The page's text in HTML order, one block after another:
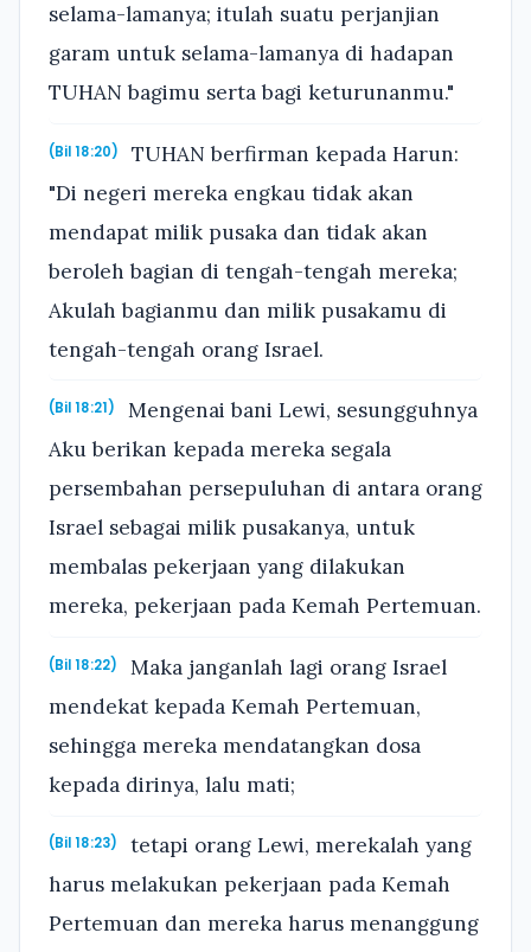
selama-lamanya; itulah suatu perjanjian
garam untuk selama-lamanya di hadapan
TUHAN bagimu serta bagi keturunanmu."
(Bil 18:20)
TUHAN berfirman kepada Harun:
"Di negeri mereka engkau tidak akan
mendapat milik pusaka dan tidak akan
beroleh bagian di tengah-tengah mereka;
Akulah bagianmu dan milik pusakamu di
tengah-tengah orang Israel.
(Bil 18:21)
Mengenai bani Lewi, sesungguhnya
Aku berikan kepada mereka segala
persembahan persepuluhan di antara orang
Israel sebagai milik pusakanya, untuk
membalas pekerjaan yang dilakukan
mereka, pekerjaan pada Kemah Pertemuan.
(Bil 18:22)
Maka janganlah lagi orang Israel
mendekat kepada Kemah Pertemuan,
sehingga mereka mendatangkan dosa
kepada dirinya, lalu mati;
(Bil 18:23)
tetapi orang Lewi, merekalah yang
harus melakukan pekerjaan pada Kemah
Pertemuan dan mereka harus menanggung